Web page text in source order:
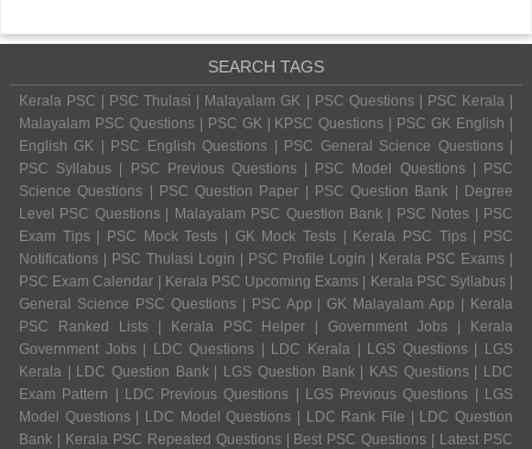
SEARCH TAGS
Kerala PSC | PSC Thulasi | Malayalam GK | PSC Questions | PSC Kerala |
Malayalam PSC Questions | PSC GK | KPSC Questions | PSC GK English |
English GK | PSC English Questions | PSC General Science Questions |
PSC Syllabus | PSC Previous Questions | PSC Model Questions | PSC
Science Questions | PSC Question Paper | PSC Question Bank | Degree
Level PSC Questions | Malayalam PSC Question Bank | PSC Notes | PSC
Exam Tips | PSC Mock Tests | GK Mock Tests | Kerala PSC Tips | PSC
Notifications | PSC Thulasi Login | PSC Profile Login | Kerala PSC Exams |
PSC Exam Calendar | Kerala PSC Upcoming Exams | Kerala PSC Syllabus |
General Science PSC Questions | PSC App | GK Malayalam App | Kerala
PSC Ranked Lists | Kerala PSC Helper | Government Jobs | Kerala
Government Jobs | LDC Questions | LDC Kerala | LGS Questions | LGS
Kerala | LDC Question Bank | LGS Question Bank | KAS Questions | LDC
Exam Pattern | LDC Previous Questions | LGS Previous Questions | LGS
Model Questions | LDC Model Questions | LDC Rank File | LDC Question
Bank | Kerala PSC Repeated Questions | Best PSC Questions | Latest PSC